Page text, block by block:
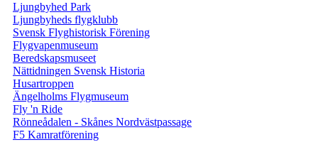
Ljungbyhed Park
Ljungbyheds flygklubb
Svensk Flyghistorisk Förening
Flygvapenmuseum
Beredskapsmuseet
Nättidningen Svensk Historia
Husartroppen
Ängelholms Flygmuseum
Fly 'n Ride
Rönneådalen - Skånes Nordvästpassage
F5 Kamratförening